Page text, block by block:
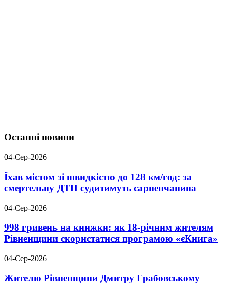
Останні новини
04-Сер-2026
Їхав містом зі швидкістю до 128 км/год: за
смертельну ДТП судитимуть сарненчанина
04-Сер-2026
998 гривень на книжки: як 18-річним жителям
Рівненщини скористатися програмою «єКнига»
04-Сер-2026
Жителю Рівненщини Дмитру Грабовському